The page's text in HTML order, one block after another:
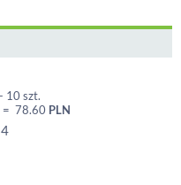
10 szt.
= 78.60 PLN